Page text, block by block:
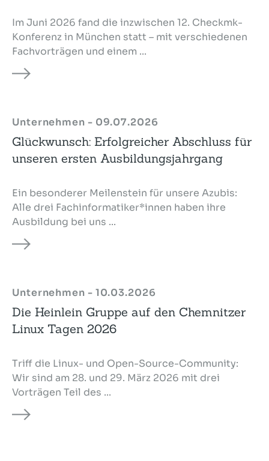
Im Juni 2026 fand die inzwischen 12. Checkmk-
Konferenz in München statt – mit verschiedenen
Fachvorträgen und einem ...
Unternehmen - 09.07.2026
Glückwunsch: Erfolgreicher Abschluss für
unseren ersten Ausbildungsjahrgang
Ein besonderer Meilenstein für unsere Azubis:
Alle drei Fachinformatiker*innen haben ihre
Ausbildung bei uns ...
Unternehmen - 10.03.2026
Die Heinlein Gruppe auf den Chemnitzer
Linux Tagen 2026
Triff die Linux- und Open-Source-Community:
Wir sind am 28. und 29. März 2026 mit drei
Vorträgen Teil des ...